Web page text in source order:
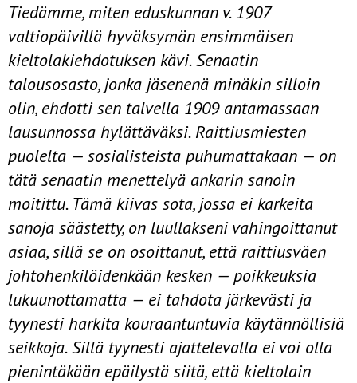
Tiedämme, miten eduskunnan v. 1907
valtiopäivillä hyväksymän ensimmäisen
kieltolakiehdotuksen kävi. Senaatin
talousosasto, jonka jäsenenä minäkin silloin
olin, ehdotti sen talvella 1909 antamassaan
lausunnossa hylättäväksi. Raittiusmiesten
puolelta — sosialisteista puhumattakaan — on
tätä senaatin menettelyä ankarin sanoin
moitittu. Tämä kiivas sota, jossa ei karkeita
sanoja säästetty, on luullakseni vahingoittanut
asiaa, sillä se on osoittanut, että raittiusväen
johtohenkilöidenkään kesken — poikkeuksia
lukuunottamatta — ei tahdota järkevästi ja
tyynesti harkita kouraantun­tuvia käytännöllisiä
seikkoja. Sillä tyynesti ajattelevalla ei voi olla
pienin­täkään epäilystä siitä, että kieltolain